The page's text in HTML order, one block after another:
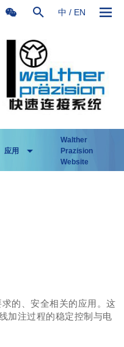
中 / EN
应用
Walther
Prazision
Website
的、安全相关的应用。这
加注过程的稳定控制与电